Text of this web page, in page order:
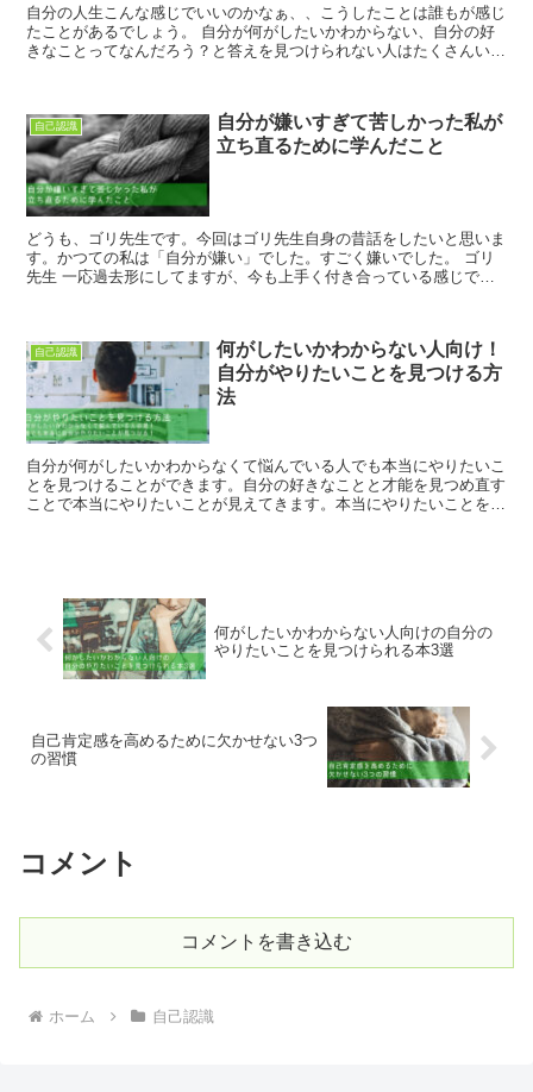
自分の人生こんな感じでいいのかなぁ、、こうしたことは誰もが感じ
たことがあるでしょう。 自分が何がしたいかわからない、自分の好
きなことってなんだろう？と答えを見つけられない人はたくさんいる
自己認識
自分が嫌いすぎて苦しかった私が
立ち直るために学んだこと
どうも、ゴリ先生です。今回はゴリ先生自身の昔話をしたいと思いま
す。かつての私は「自分が嫌い」でした。すごく嫌いでした。 ゴリ
先生 一応過去形にしてますが、今も上手く付き合っている感じで
自己認識
何がしたいかわからない人向け！
自分がやりたいことを見つける方
法
自分が何がしたいかわからなくて悩んでいる人でも本当にやりたいこ
とを見つけることができます。自分の好きなことと才能を見つめ直す
ことで本当にやりたいことが見えてきます。本当にやりたいことを見
何がしたいかわからない人向けの自分の
やりたいことを見つけられる本3選
自己肯定感を高めるために欠かせない3つ
の習慣
コメント
コメントを書き込む
ホーム 自己認識